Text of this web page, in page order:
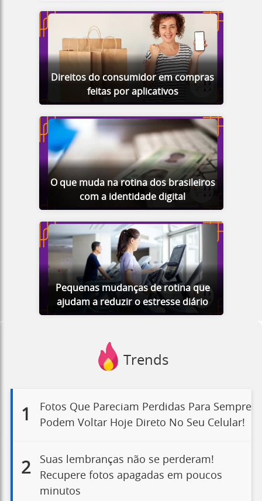
Direitos do consumidor em compras
feitas por aplicativos
O que muda na rotina dos brasileiros
com a identidade digital
Pequenas mudanças de rotina que
ajudam a reduzir o estresse diário
Trends
1
Fotos Que Pareciam Perdidas Para Sempre
Podem Voltar Hoje Direto No Seu Celular!
2
Suas lembranças não se perderam!
Recupere fotos apagadas em poucos
minutos